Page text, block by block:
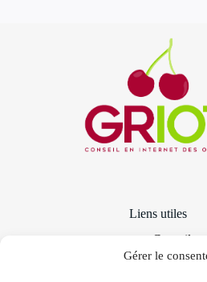
Gérer le
Liens utiles
Conseils
Distribution et